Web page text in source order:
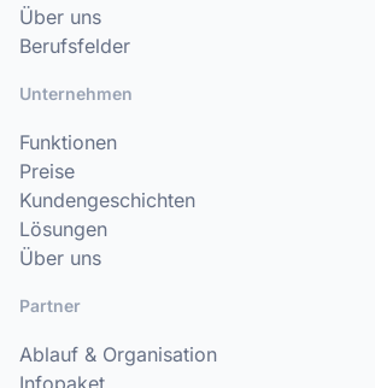
Über uns
Berufsfelder
Unternehmen
Funktionen
Preise
Kundengeschichten
Lösungen
Über uns
Partner
Ablauf & Organisation